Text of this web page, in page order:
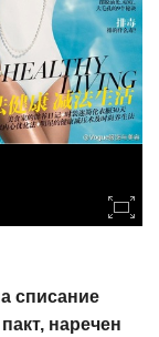
списание
наречен